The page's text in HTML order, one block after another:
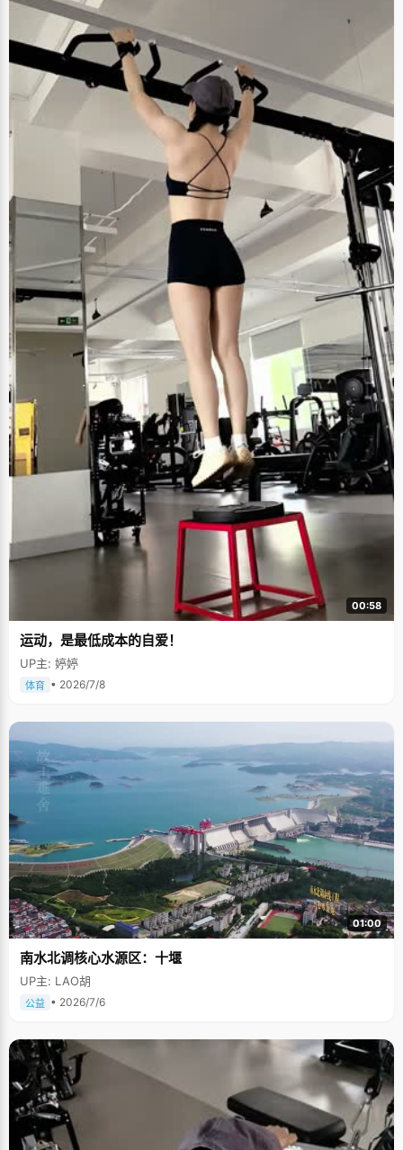
00:58
运动，是最低成本的自爱！
UP主: 婷婷
体育 • 2026/7/8
01:00
南水北调核心水源区：十堰
UP主: LAO胡
公益 • 2026/7/6